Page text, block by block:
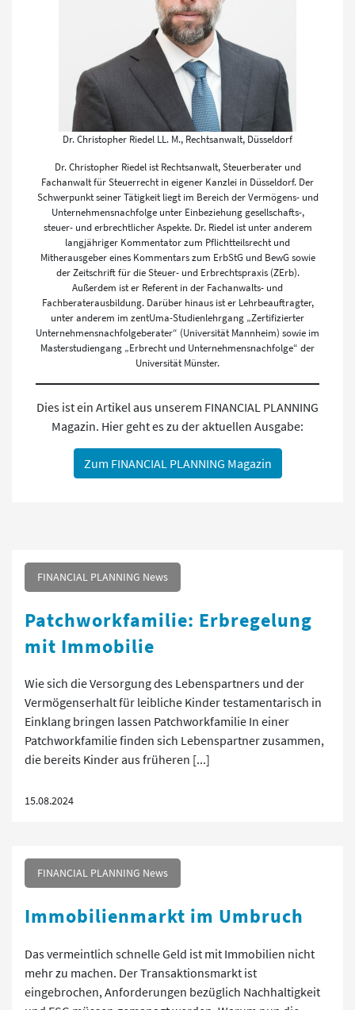
Dr. Christopher Riedel LL. M., Rechtsanwalt, Düsseldorf
Dr. Christopher Riedel ist Rechtsanwalt, Steuerberater und
Fachanwalt für Steuerrecht in eigener Kanzlei in Düsseldorf. Der
Schwerpunkt seiner Tätigkeit liegt im Bereich der Vermögens- und
Unternehmensnachfolge unter Einbeziehung gesellschafts-,
steuer- und erbrechtlicher Aspekte. Dr. Riedel ist unter anderem
langjähriger Kommentator zum Pflichtteilsrecht und
Mitherausgeber eines Kommentars zum ErbStG und BewG sowie
der Zeitschrift für die Steuer- und Erbrechtspraxis (ZErb).
Außerdem ist er Referent in der Fachanwalts- und
Fachberaterausbildung. Darüber hinaus ist er Lehrbeauftragter,
unter anderem im zentUma-Studienlehrgang „Zertifizierter
Unternehmensnachfolgeberater“ (Universität Mannheim) sowie im
Masterstudiengang „Erbrecht und Unternehmensnachfolge“ der
Universität Münster.
Dies ist ein Artikel aus unserem FINANCIAL PLANNING
Magazin. Hier geht es zu der aktuellen Ausgabe:
Zum FINANCIAL PLANNING Magazin
FINANCIAL PLANNING News
Patchworkfamilie: Erbregelung
mit Immobilie
Wie sich die Versorgung des Lebenspartners und der
Vermögenserhalt für leibliche Kinder testamentarisch in
Einklang bringen lassen Patchworkfamilie In einer
Patchworkfamilie finden sich Lebenspartner zusammen,
die bereits Kinder aus früheren [...]
15.08.2024
FINANCIAL PLANNING News
Immobilienmarkt im Umbruch
Das vermeintlich schnelle Geld ist mit Immobilien nicht
mehr zu machen. Der Transaktionsmarkt ist
eingebrochen, Anforderungen bezüglich Nachhaltigkeit